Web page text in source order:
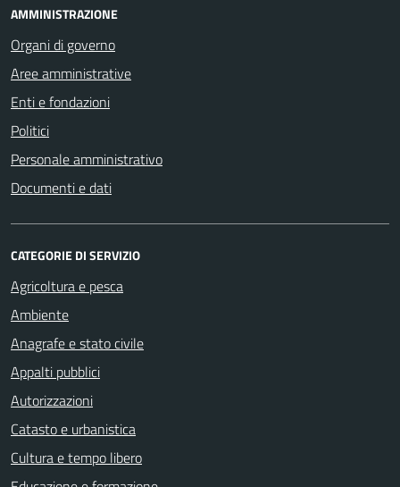
AMMINISTRAZIONE
Organi di governo
Aree amministrative
Enti e fondazioni
Politici
Personale amministrativo
Documenti e dati
CATEGORIE DI SERVIZIO
Agricoltura e pesca
Ambiente
Anagrafe e stato civile
Appalti pubblici
Autorizzazioni
Catasto e urbanistica
Cultura e tempo libero